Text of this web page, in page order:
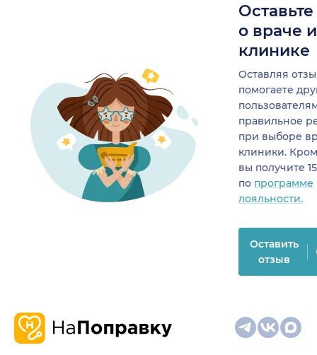
о враче
клинике
Оставляя
помогаете
правильное
при выборе
клиники.
вы получите
по программе
лояльности.
Оставить
отзыв